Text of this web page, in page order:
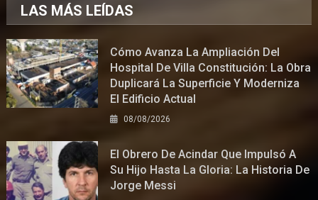
LAS MÁS LEÍDAS
Cómo Avanza La Ampliación Del
Hospital De Villa Constitución: La Obra
Duplicará La Superficie Y Moderniza
El Edificio Actual
08/08/2026
El Obrero De Acindar Que Impulsó A
Su Hijo Hasta La Gloria: La Historia De
Jorge Messi